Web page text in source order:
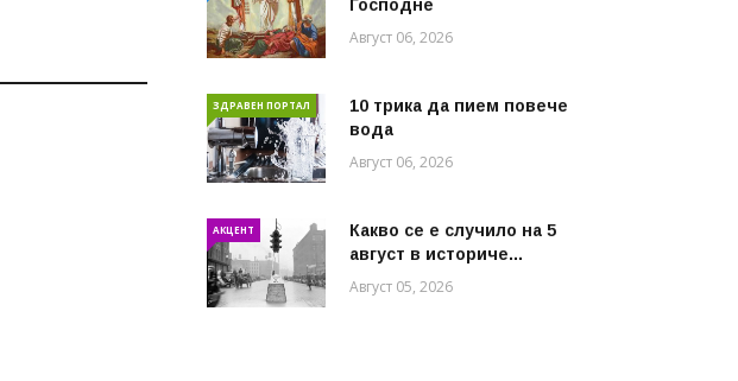
Господне
Август 06, 2026
ЗДРАВЕН ПОРТАЛ
10 трика да пием повече
вода
Август 06, 2026
АКЦЕНТ
Какво се е случило на 5
август в историче...
Август 05, 2026